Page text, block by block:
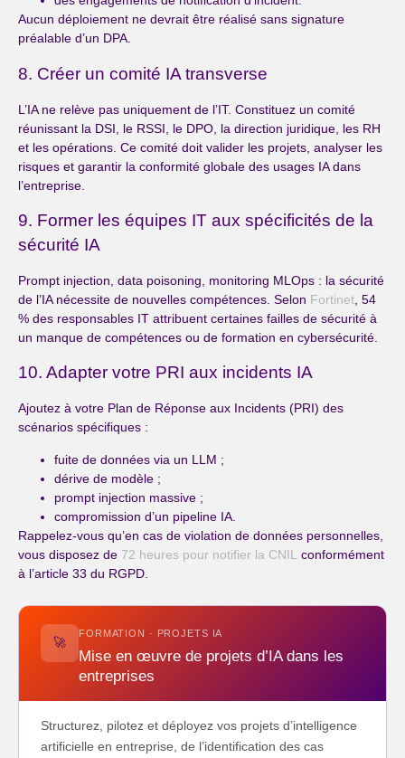
Aucun déploiement ne devrait être réalisé sans signature
préalable d’un DPA.
8. Créer un comité IA transverse
L’IA ne relève pas uniquement de l’IT. Constituez un comité
réunissant la DSI, le RSSI, le DPO, la direction juridique, les RH
et les opérations. Ce comité doit valider les projets, analyser les
risques et garantir la conformité globale des usages IA dans
l’entreprise.
9. Former les équipes IT aux spécificités de la
sécurité IA
Prompt injection, data poisoning, monitoring MLOps : la sécurité
de l’IA nécessite de nouvelles compétences. Selon Fortinet , 54
% des responsables IT attribuent certaines failles de sécurité à
un manque de compétences ou de formation en cybersécurité.
10. Adapter votre PRI aux incidents IA
Ajoutez à votre Plan de Réponse aux Incidents (PRI) des
scénarios spécifiques :
fuite de données via un LLM ;
dérive de modèle ;
prompt injection massive ;
compromission d’un pipeline IA.
Rappelez-vous qu’en cas de violation de données personnelles,
vous disposez de 72 heures pour notifier la CNIL conformément
à l’article 33 du RGPD.
🚀
FORMATION · PROJETS IA
Mise en œuvre de projets d’IA dans les
entreprises
Structurez, pilotez et déployez vos projets d’intelligence
artificielle en entreprise, de l’identification des cas